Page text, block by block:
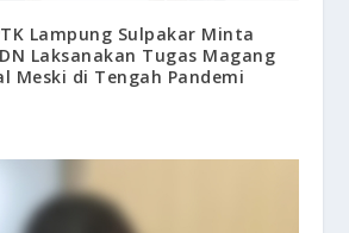
Lampung Sulpakar Minta
Laksanakan Tugas Magang
Meski di Tengah Pandemi